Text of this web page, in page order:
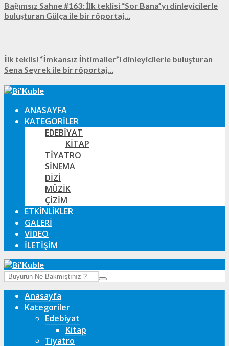
Bağımsız Sahne #163: İlk teklisi “Sor Bana”yı dinleyicilerle
buluşturan Gülça ile bir röportaj…
İlk teklisi “İmkansız İhtimaller”i dinleyicilerle buluşturan
Sena Seyrek ile bir röportaj…
ANASAYFA
KATEGORILER
EDEBIYAT
KITAP
TIYATRO
SINEMA
DIZI
MÜZIK
ÇIZIM
ETKINLIKLER
GALERI
VIDEO
İLETIŞIM
Anasayfa
Kategoriler
Edebiyat
Kitap
Tiyatro